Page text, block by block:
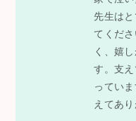
先生は
てくだ
く、嬉
す。支
ってい
えてあり